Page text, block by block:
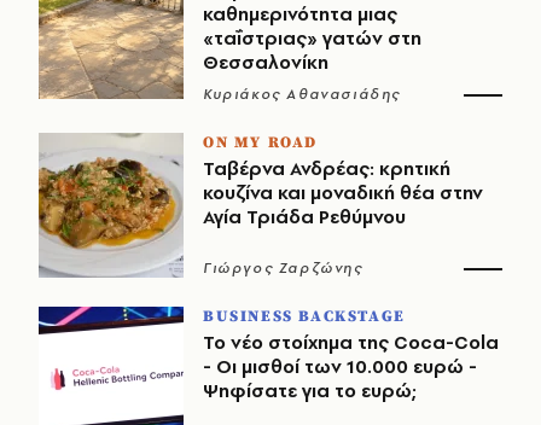
καθημερινότητα μιας
«ταΐστριας» γατών στη
Θεσσαλονίκη
Κυριάκος Αθανασιάδης
ON MY ROAD
Ταβέρνα Ανδρέας: κρητική
κουζίνα και μοναδική θέα στην
Αγία Τριάδα Ρεθύμνου
Γιώργος Ζαρζώνης
BUSINESS BACKSTAGE
Το νέο στοίχημα της Coca-Cola
- Οι μισθοί των 10.000 ευρώ -
Ψηφίσατε για το ευρώ;